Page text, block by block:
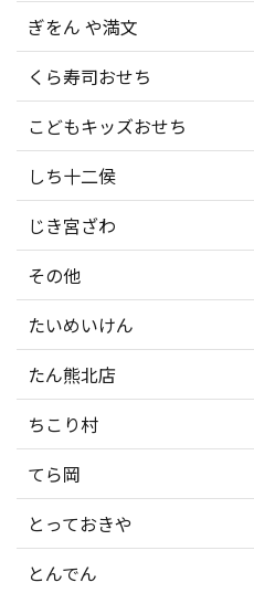
ぎをん や満文
くら寿司おせち
こどもキッズおせち
しち十二侯
じき宮ざわ
その他
たいめいけん
たん熊北店
ちこり村
てら岡
とっておきや
とんでん